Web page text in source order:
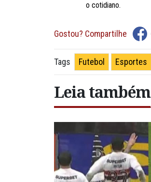
o cotidiano.
Gostou? Compartilhe
Tags Futebol Esportes
Leia também